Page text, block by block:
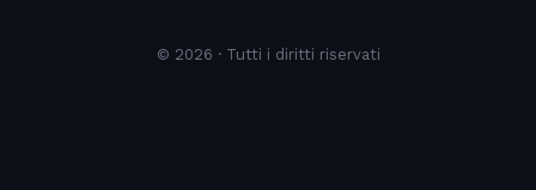
© 2026 · Tutti i diritti riservati